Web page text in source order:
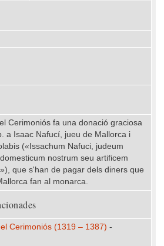
Cerimoniós fa una donació graciosa
a Isaac Nafucí, jueu de Mallorca i
(«Issachum Nafuci, judeum
nostrum seu artificem
que s'han de pagar dels diners que
fan al monarca.
Cerimoniós (1319 – 1387) -